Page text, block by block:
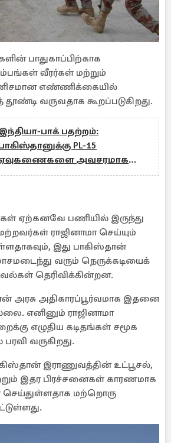
பாதுகாப்பிற்காக
வீரர்கள் மற்றும்
எண்ணிக்கையில்
வருவதாக கூறப்படுகிறது.
பாக் பதற்றம்:
PL-15
அவசரமாக
சீனா
ஏற்கனவே பணியில் இருந்து
ராஜினாமா செய்யும்
இது பாகிஸ்தான்
வரும் நெருக்கடியைக்
தெரிவிக்கின்றன.
அரசு அதிகாரப்பூர்வமாக இதனை
எனினும் ராஜினாமா
எழுதிய கடிதங்கள் சமூக
வருகிறது.
இராணுவத்தின் உட்பூசல்,
இதர பிரச்சனைகள் காரணமாக
செய்துள்ளதாக மற்றொரு